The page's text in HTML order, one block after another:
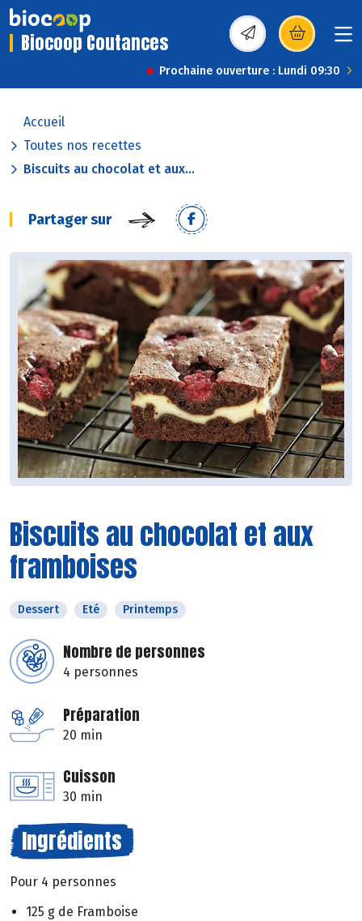
Biocoop Coutances (s’ouvre dans une
Prochaine ouverture : Lundi 09:30
Accueil
Toutes nos recettes
Biscuits au chocolat et aux...
Partager sur
Biscuits au chocolat et aux
framboises
Dessert Eté Printemps
Nombre de personnes
4 personnes
Préparation
20 min
Cuisson
30 min
Ingrédients
Pour 4 personnes
125 g de Framboise